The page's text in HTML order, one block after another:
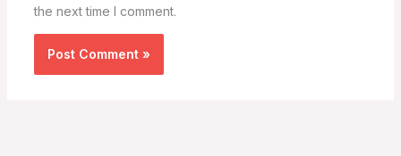
the next time I comment.